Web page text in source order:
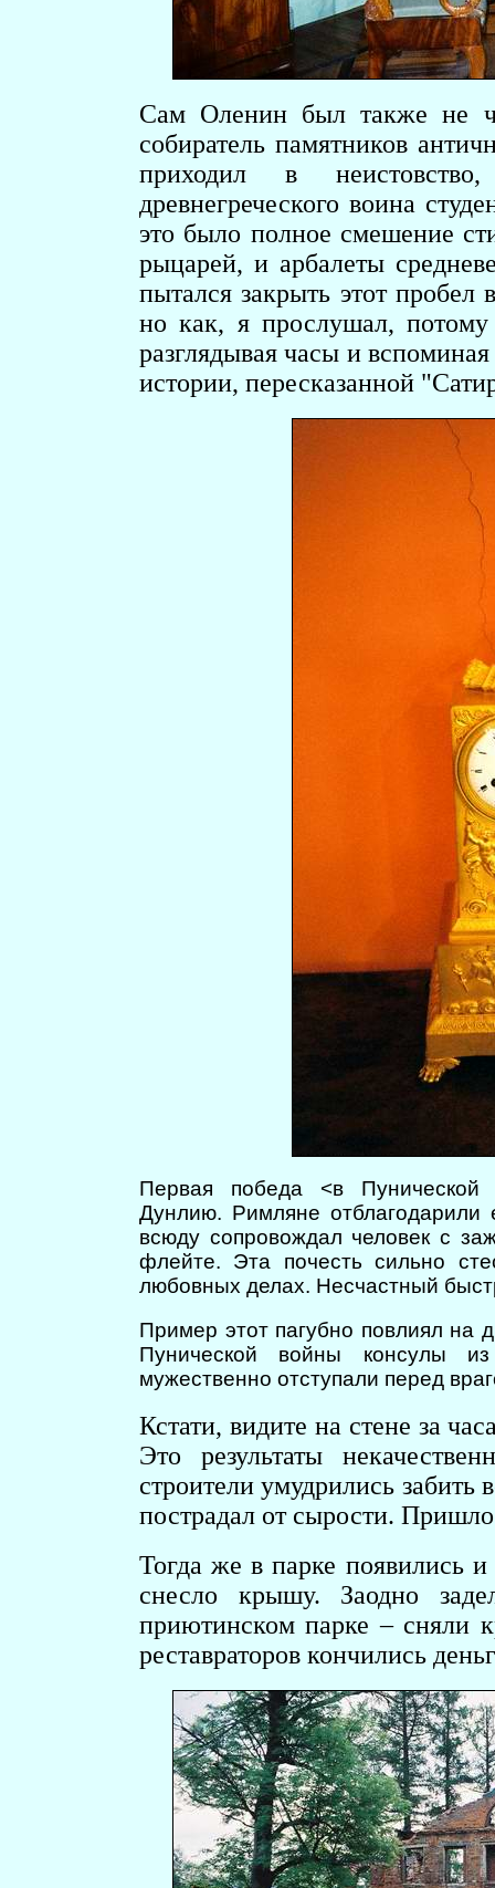
Сам Оленин был также не
собиратель памятников
приходил в
древнегреческого воина
это было полное смешение
рыцарей, и арбалеты
пытался закрыть этот пробел
но как, я прослушал,
разглядывая часы и
истории, пересказанной
Первая победа <в Пунической
Дунлию. Римляне отблагодарили
всюду сопровождал человек с
флейте. Эта почесть сильно
любовных делах. Несчастный
Пример этот пагубно повлиял на
Пунической войны консулы
мужественно отступали перед
Кстати, видите на стене за
Это результаты
строители умудрились
пострадал от сырости.
Тогда же в парке появились
снесло крышу. Заодно
приютинском парке – сняли
реставраторов кончились